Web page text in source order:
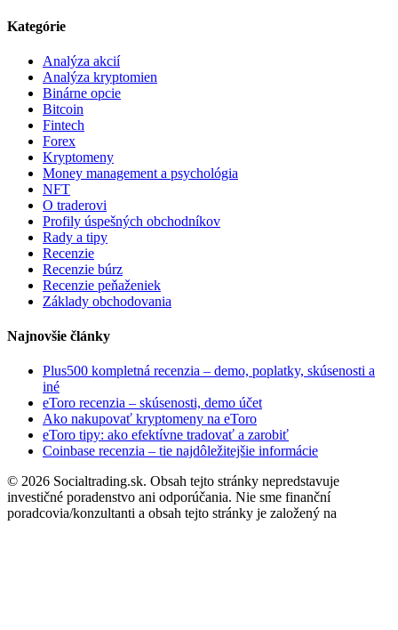
Kategórie
Analýza akcií
Analýza kryptomien
Binárne opcie
Bitcoin
Fintech
Forex
Kryptomeny
Money management a psychológia
NFT
O traderovi
Profily úspešných obchodníkov
Rady a tipy
Recenzie
Recenzie búrz
Recenzie peňaženiek
Základy obchodovania
Najnovšie články
Plus500 kompletná recenzia – demo, poplatky, skúsenosti a
iné
eToro recenzia – skúsenosti, demo účet
Ako nakupovať kryptomeny na eToro
eToro tipy: ako efektívne tradovať a zarobiť
Coinbase recenzia – tie najdôležitejšie informácie
© 2026 Socialtrading.sk. Obsah tejto stránky nepredstavuje
investičné poradenstvo ani odporúčania. Nie sme finanční
poradcovia/konzultanti a obsah tejto stránky je založený na